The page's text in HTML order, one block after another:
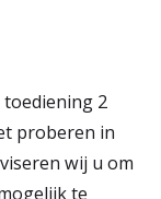
toediening 2
proberen in
wij u om
te